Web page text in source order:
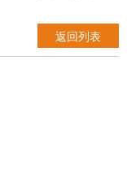
返回列表